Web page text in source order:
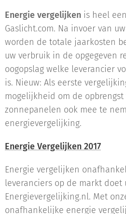
Energie vergelijken is heel
Gaslicht.com. Na invoer van
worden de totale jaarkosten
uw verbruik in de opgegeven
oogopslag welke leverancier
is. Nieuw: Als eerste
mogelijkheid om de opbrengst
zonnepanelen ook mee te
energievergelijking.
Energie Vergelijken 2017
Energie vergelijken
leveranciers op de markt doet
Energievergelijking.nl. Met
onafhankelijke energie